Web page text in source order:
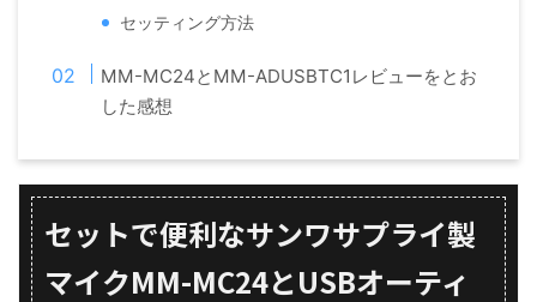
セッティング方法
MM-MC24とMM-ADUSBTC1レビューをとお
した感想
セットで便利なサンワサプライ製
マイクMM-MC24とUSBオーティ